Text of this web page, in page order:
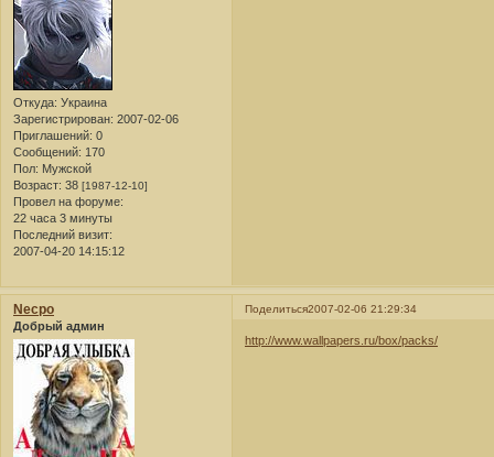
Откуда: Украина
Зарегистрирован: 2007-02-06
Приглашений: 0
Сообщений: 170
Пол: Мужской
Возраст: 38 [1987-12-10]
Провел на форуме:
22 часа 3 минуты
Последний визит:
2007-04-20 14:15:12
Поделиться2007-02-06 21:29:34
Necpo
Добрый админ
http://www.wallpapers.ru/box/packs/